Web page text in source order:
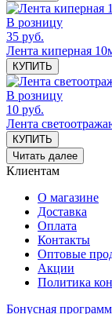
В розницу
35 руб.
Лента киперная
КУПИТЬ
В розницу
10 руб.
Лента
КУПИТЬ
Читать далее
Клиентам
О магазине
Доставка
Оплата
Контакты
Оптовые
Акции
Политика
Бонусная